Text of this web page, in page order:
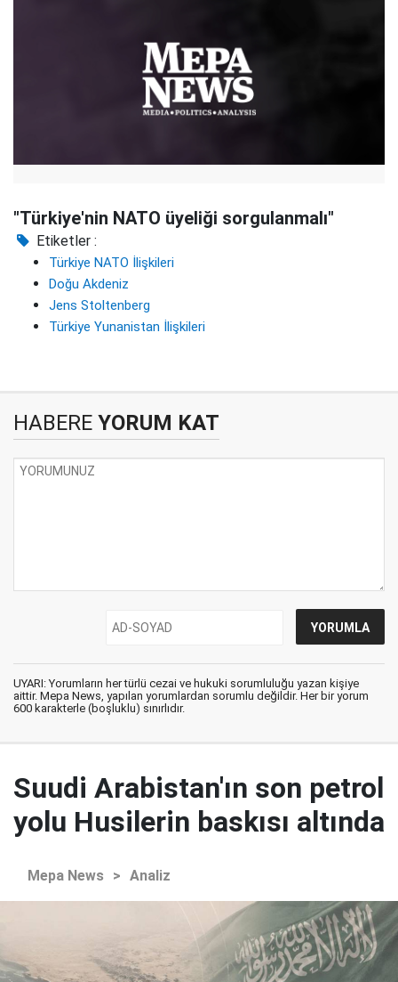
"Türkiye'nin NATO üyeliği sorgulanmalı"
Etiketler :
Türkiye NATO İlişkileri
Doğu Akdeniz
Jens Stoltenberg
Türkiye Yunanistan İlişkileri
HABERE YORUM KAT
UYARI: Yorumların her türlü cezai ve hukuki sorumluluğu yazan kişiye
aittir. Mepa News, yapılan yorumlardan sorumlu değildir. Her bir yorum
600 karakterle (boşluklu) sınırlıdır.
Suudi Arabistan'ın son petrol
yolu Husilerin baskısı altında
Mepa News > Analiz